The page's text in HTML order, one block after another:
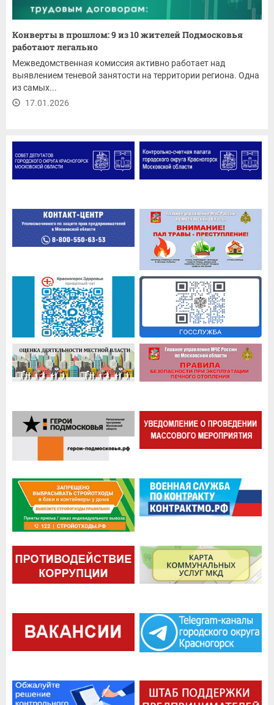
Конверты в прошлом: 9 из 10 жителей Подмосковья
работают легально
Межведомственная комиссия активно работает над
выявлением теневой занятости на территории региона. Одна
из самых...
17.01.2026